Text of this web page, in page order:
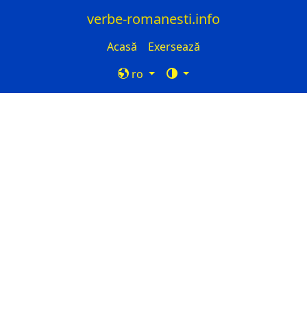
verbe-romanesti.info
Acasă
Exersează
ro